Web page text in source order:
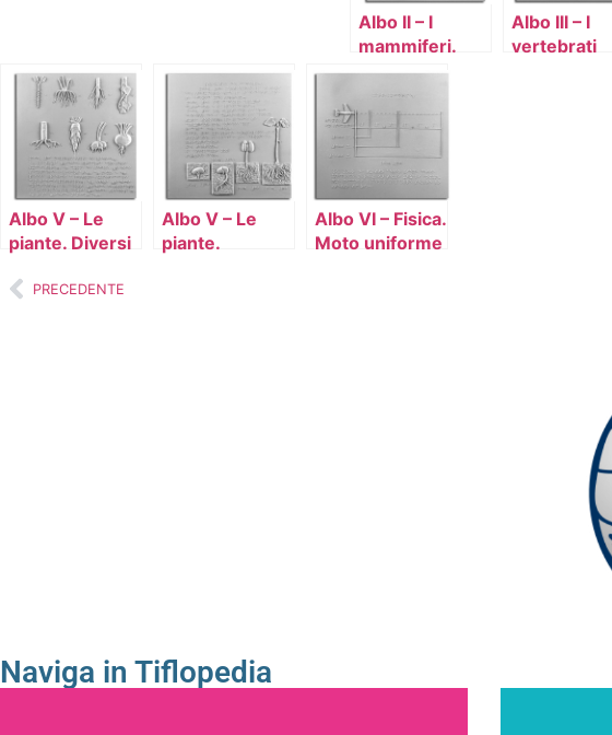
Albo II – I
mammiferi.
Scheletro di
testa di bue
Albo III – I
vertebrati
Albo V – Le
piante. Diversi
Albo V – Le
piante.
Albo VI – Fisica.
Moto uniforme
PRECEDENTE
Naviga in Tiflopedia